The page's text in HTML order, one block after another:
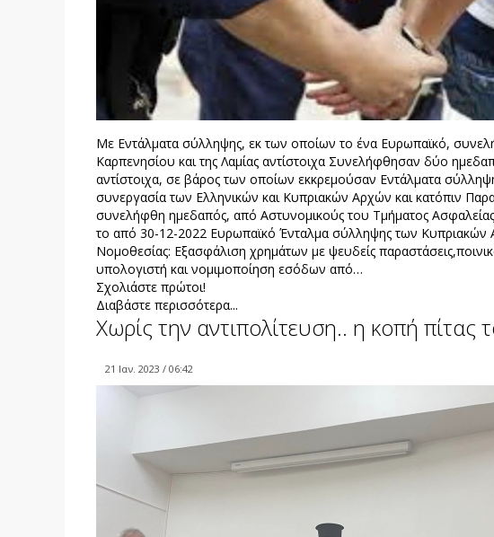
Με Εντάλματα σύλληψης, εκ των οποίων το ένα Ευρωπαϊκό,
Καρπενησίου και της Λαμίας αντίστοιχα Συνελήφθησαν δύο
αντίστοιχα, σε βάρος των οποίων εκκρεμούσαν Εντάλματα
συνεργασία των Ελληνικών και Κυπριακών Αρχών και κατόπιν
συνελήφθη ημεδαπός, από Αστυνομικούς του Τμήματος
το από 30-12-2022 Ευρωπαϊκό Ένταλμα σύλληψης των Κυπριακών
Νομοθεσίας: Εξασφάλιση χρημάτων με ψευδείς
υπολογιστή και νομιμοποίηση εσόδων από…
Σχολιάστε πρώτοι!
Διαβάστε περισσότερα...
Χωρίς την αντιπολίτευση.. η κοπή
21 Ιαν. 2023 / 06:42